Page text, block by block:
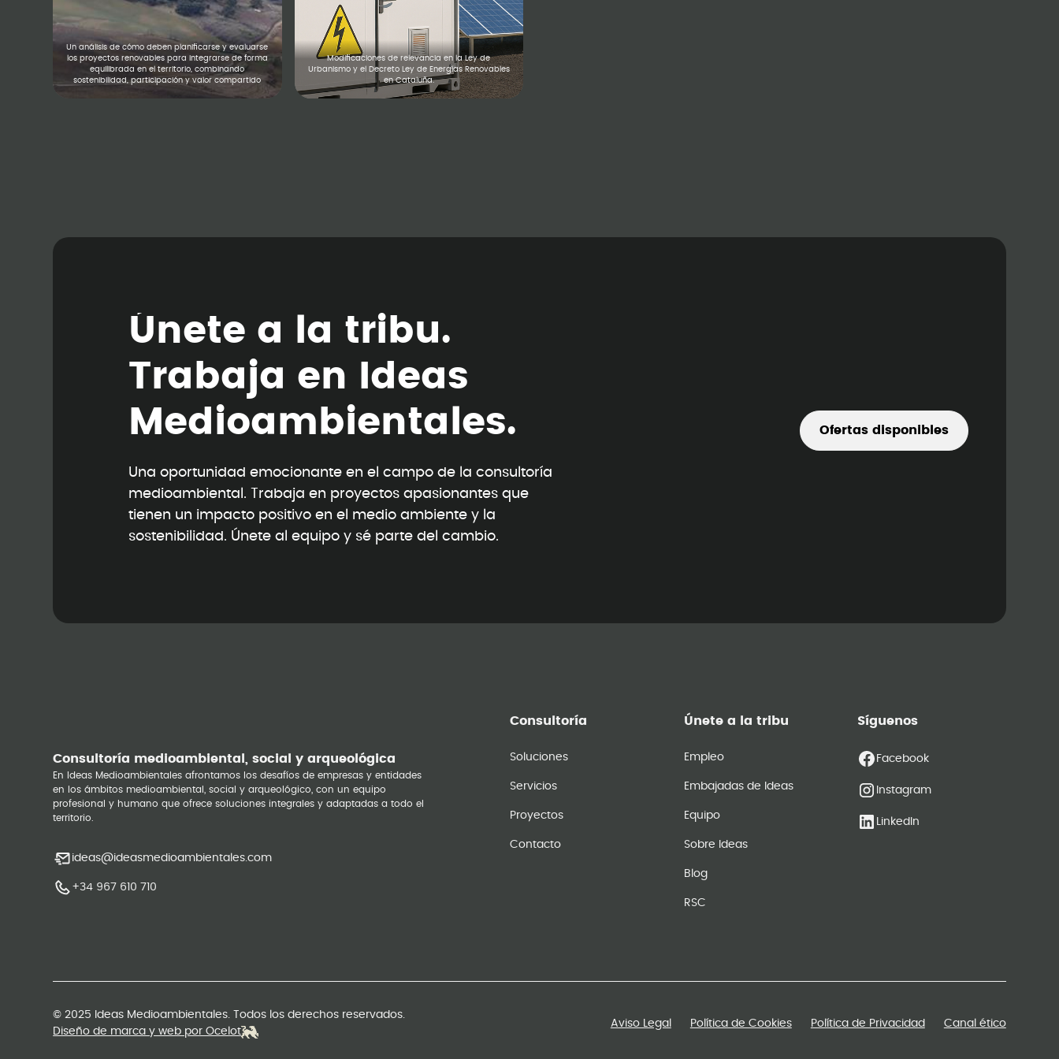
Un análisis de cómo deben planificarse y evaluarse
los proyectos renovables para integrarse de forma
equilibrada en el territorio, combinando
sostenibilidad, participación y valor compartido
Modificaciones de relevancia en la Ley de
Urbanismo y el Decreto Ley de Energías Renovables
en Cataluña.
Únete a a tribu.
Trabaja en deas
M edioambienta es.
Una oportunidad emocionante en el campo de la consultoría
medioambiental. Trabaja en proyectos apasionantes que
tienen un impacto positivo en el medio ambiente y la
sostenibilidad. Únete al equipo y sé parte del cambio.
Ofertas disponibles
Consultoría medioambiental, social y arqueológica
En Ideas Medioambientales afrontamos los desafíos de empresas y entidades
en los ámbitos medioambiental, social y arqueológico, con un equipo
profesional y humano que ofrece soluciones integrales y adaptadas a todo el
territorio.
ideas@ideasmedioambientales.com
+34 967 610 710
Consultoría
Soluciones
Servicios
Proyectos
Contacto
Únete a la tribu
Empleo
Embajadas de Ideas
Equipo
Sobre Ideas
Blog
RSC
Síguenos
Facebook
Instagram
LinkedIn
© 2025 Ideas Medioambientales. Todos los derechos reservados.
Diseño de marca y web por Ocelot
Aviso Legal Política de Cookies Política de Privacidad Canal ético